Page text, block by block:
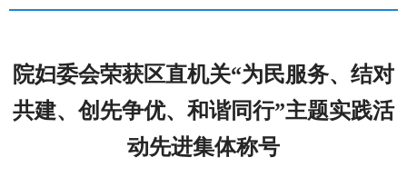
院妇委会荣获区直机关“为民服务、结对
共建、创先争优、和谐同行”主题实践活
动先进集体称号